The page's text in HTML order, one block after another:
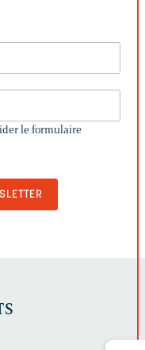
le formulaire